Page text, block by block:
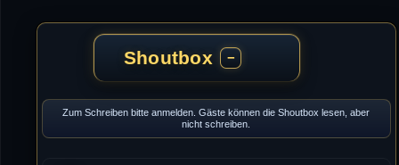
Shoutbox −
Zum Schreiben bitte anmelden. Gäste können die Shoutbox lesen, aber
nicht schreiben.